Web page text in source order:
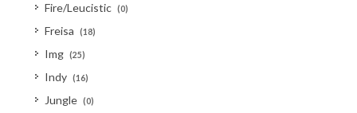
Fire/Leucistic (0)
Freisa (18)
Img (25)
Indy (16)
Jungle (0)